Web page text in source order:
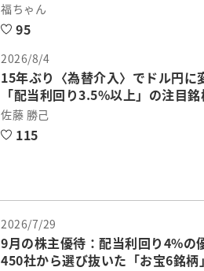
福ちゃん
95
2026/8/4
15年ぶり〈為替介入〉でドル円
「配当利回り3.5%以上」の注目
佐藤 勝己
115
2026/7/29
9月の株主優待：配当利回り4%
450社から選び抜いた「お宝6銘柄」